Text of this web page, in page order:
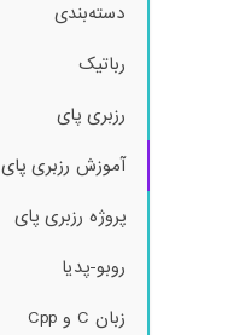
دسته‌بندی
رباتیک
رزبری پای
آموزش رزبری پای
پروژه رزبری پای
روبو-پدیا
زبان C و Cpp